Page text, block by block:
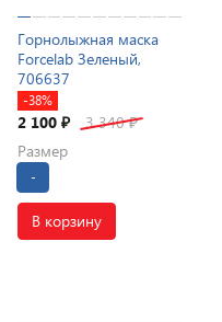
Горнолыжная маска
Forcelab Зеленый,
706637
-38%
2 100 ₽ 3 340₽
Размер
-
В корзину